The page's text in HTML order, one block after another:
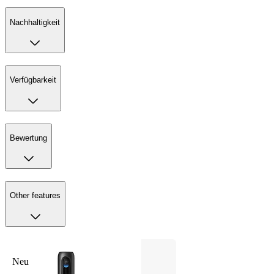
Nachhaltigkeit
Verfügbarkeit
Bewertung
Other features
Neu